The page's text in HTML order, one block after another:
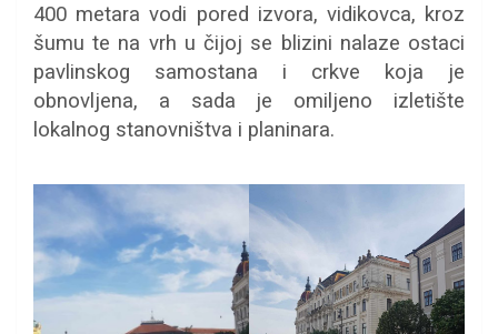
400 metara vodi pored izvora, vidikovca, kroz
šumu te na vrh u čijoj se blizini nalaze ostaci
pavlinskog samostana i crkve koja je
obnovljena, a sada je omiljeno izletište
lokalnog stanovništva i planinara.